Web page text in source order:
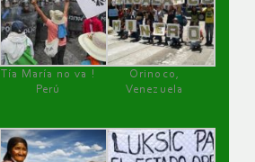
Tía María no va !
Perú
Orinoco,
Venezuela